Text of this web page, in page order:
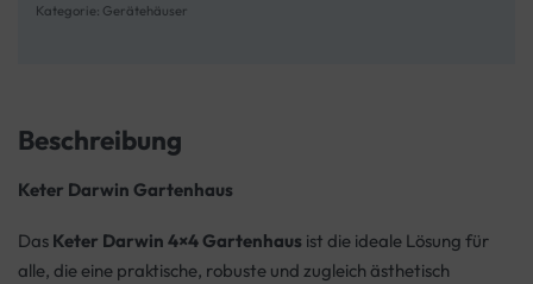
Kategorie: Gerätehäuser
Beschreibung
Keter Darwin Gartenhaus
Das Keter Darwin 4×4 Gartenhaus ist die ideale Lösung für
alle, die eine praktische, robuste und zugleich ästhetisch